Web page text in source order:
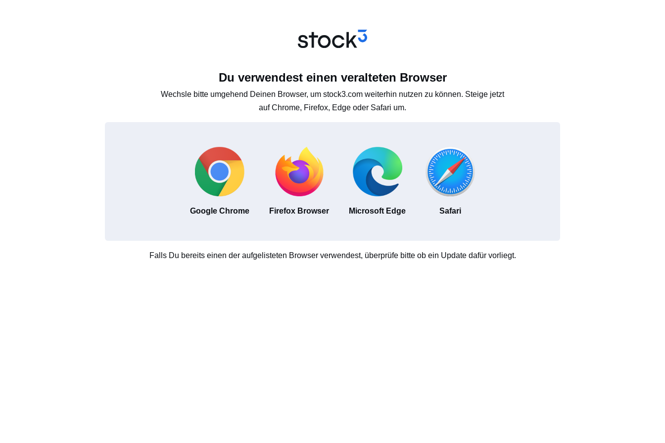
Du verwendest einen veralteten Browser
Wechsle bitte umgehend Deinen Browser, um stock3.com weiterhin nutzen zu können. Steige jetzt
auf Chrome, Firefox, Edge oder Safari um.
Google Chrome Firefox Browser Microsoft Edge Safari
Falls Du bereits einen der aufgelisteten Browser verwendest, überprüfe bitte ob ein Update dafür vorliegt.